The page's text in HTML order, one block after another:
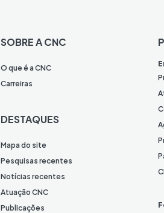
SOBRE A CNC
O que é a CNC
Carreiras
DESTAQUES
Mapa do site
Pesquisas recentes
Notícias recentes
Atuação CNC
Publicações